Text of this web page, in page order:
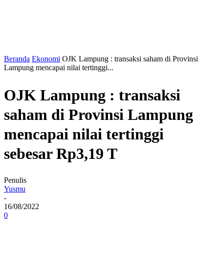
Beranda Ekonomi OJK Lampung : transaksi saham di Provinsi
Lampung mencapai nilai tertinggi...
OJK Lampung : transaksi
saham di Provinsi Lampung
mencapai nilai tertinggi
sebesar Rp3,19 T
Penulis
Yusmu
-
16/08/2022
0